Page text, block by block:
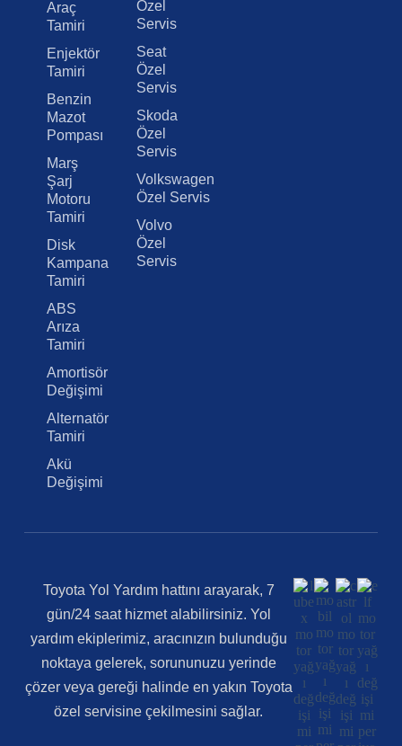
Araç
Tamiri
Enjektör
Tamiri
Benzin
Mazot
Pompası
Marş
Şarj
Motoru
Tamiri
Disk
Kampana
Tamiri
ABS
Arıza
Tamiri
Amortisör
Değişimi
Alternatör
Tamiri
Akü
Değişimi
Özel
Servis
Seat
Özel
Servis
Skoda
Özel
Servis
Volkswagen
Özel Servis
Volvo
Özel
Servis
Toyota Yol Yardım hattını arayarak, 7
gün/24 saat hizmet alabilirsiniz. Yol
yardım ekiplerimiz, aracınızın bulunduğu
noktaya gelerek, sorununuzu yerinde
çözer veya gereği halinde en yakın Toyota
özel servisine çekilmesini sağlar.